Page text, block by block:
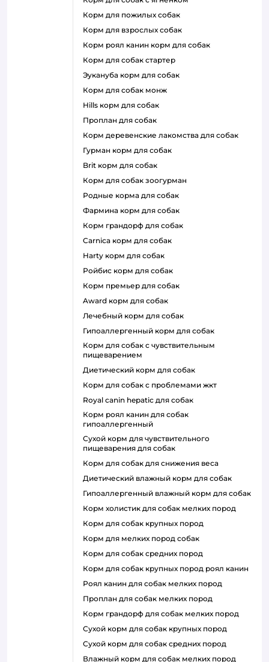
корм для пожилых собак
корм для взрослых собак
корм роял канин корм для собак
корм для собак стартер
эукануба корм для собак
корм для собак монж
hills корм для собак
проплан для собак
корм деревенские лакомства для собак
гурман корм для собак
brit корм для собак
корм для собак зоогурман
родные корма для собак
фармина корм для собак
корм грандорф для собак
carnica корм для собак
harty корм для собак
ройбис корм для собак
корм премьер для собак
award корм для собак
лечебный корм для собак
гипоаллергенный корм для собак
корм для собак с чувствительным
пищеварением
диетический корм для собак
корм для собак с проблемами жкт
royal canin hepatic для собак
корм роял канин для собак
гипоаллергенный
сухой корм для чувствительного
пищеварения для собак
корм для собак для снижения веса
диетический влажный корм для собак
гипоаллергенный влажный корм для собак
корм холистик для собак мелких пород
корм для собак крупных пород
корм для мелких пород собак
корм для собак средних пород
корм для собак крупных пород роял канин
роял канин для собак мелких пород
проплан для собак мелких пород
корм грандорф для собак мелких пород
сухой корм для собак крупных пород
сухой корм для собак средних пород
влажный корм для собак мелких пород